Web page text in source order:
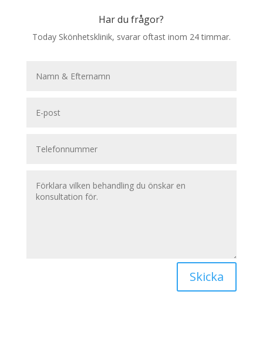
Har du frågor?
Today Skönhetsklinik, svarar oftast inom 24 timmar.
Skicka